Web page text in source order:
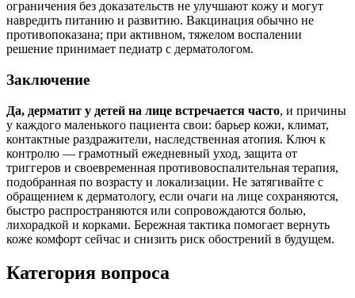
ограничения без доказательств не улучшают кожу и могут
навредить питанию и развитию. Вакцинация обычно не
противопоказана; при активном, тяжелом воспалении
решение принимает педиатр с дерматологом.
Заключение
Да, дерматит у детей на лице встречается часто, и причины
у каждого маленького пациента свои: барьер кожи, климат,
контактные раздражители, наследственная атопия. Ключ к
контролю — грамотный ежедневный уход, защита от
триггеров и своевременная противовоспалительная терапия,
подобранная по возрасту и локализации. Не затягивайте с
обращением к дерматологу, если очаги на лице сохраняются,
быстро распространяются или сопровождаются болью,
лихорадкой и корками. Бережная тактика помогает вернуть
коже комфорт сейчас и снизить риск обострений в будущем.
Категория вопроса